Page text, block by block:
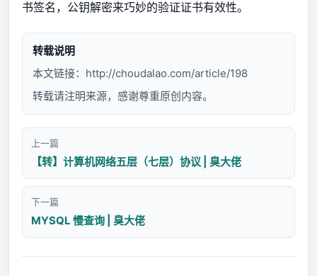
书签名，公钥解密来巧妙的验证证书有效性。
转载说明
本文链接： http://choudalao.com/article/198
转载请注明来源，感谢尊重原创内容。
上一篇
【转】计算机网络五层（七层）协议 | 臭大佬
下一篇
MYSQL 慢查询 | 臭大佬